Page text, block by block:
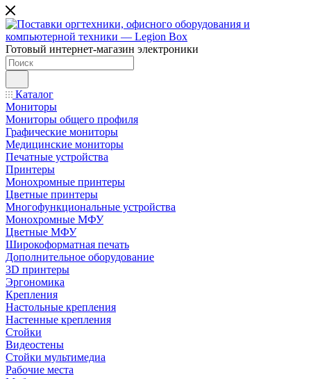
Готовый интернет-магазин электроники
Каталог
Мониторы
Мониторы общего профиля
Графические мониторы
Медицинские мониторы
Печатные устройства
Принтеры
Моноxромныe принтеры
Цвeтныe принтеры
Многофункциональные устройства
Монохромные МФУ
Цветные МФУ
Широкоформатная печать
Дополнительное оборудование
3D принтеры
Эргономика
Крепления
Настольные крепления
Настенные крепления
Стойки
Видеостены
Стойки мультимедиа
Рабочие места